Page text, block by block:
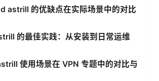
astrill 的优缺点在实际场景中的对比
的最佳实践：从安装到日常运维
使用场景在 VPN 专题中的对比与